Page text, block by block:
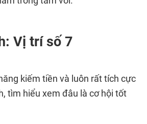
Vị trí số 7
kiếm tiền và luôn rất tích cực
tìm hiểu xem đâu là cơ hội tốt